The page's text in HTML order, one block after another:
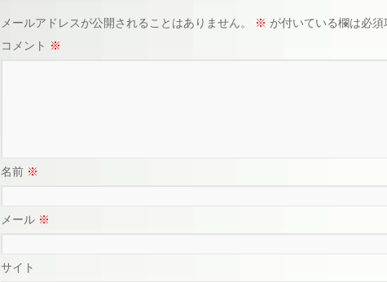
メールアドレスが公開されることはありません。 ※ が付いている欄は必須
コメント ※
名前 ※
メール ※
サイト